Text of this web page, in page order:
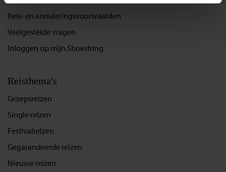
Reis- en annuleringsvoorwaarden
Veelgestelde vragen
Inloggen op mijn.Shoestring
Reisthema's
Groepsreizen
Single reizen
Festivalreizen
Gegarandeerde reizen
Nieuwe reizen